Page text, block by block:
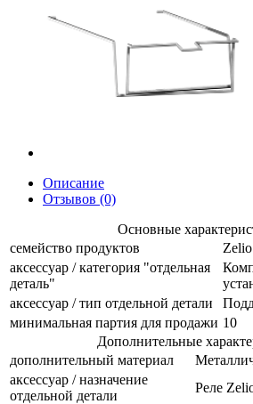
Описание
Отзывов (0)
Основные
семейство продуктов
аксессуар / категория "отдельная
деталь"
аксессуар / тип отдельной детали
минимальная партия для продажи 10
Дополнительные
дополнительный материал
аксессуар / назначение
отдельной детали
Реле